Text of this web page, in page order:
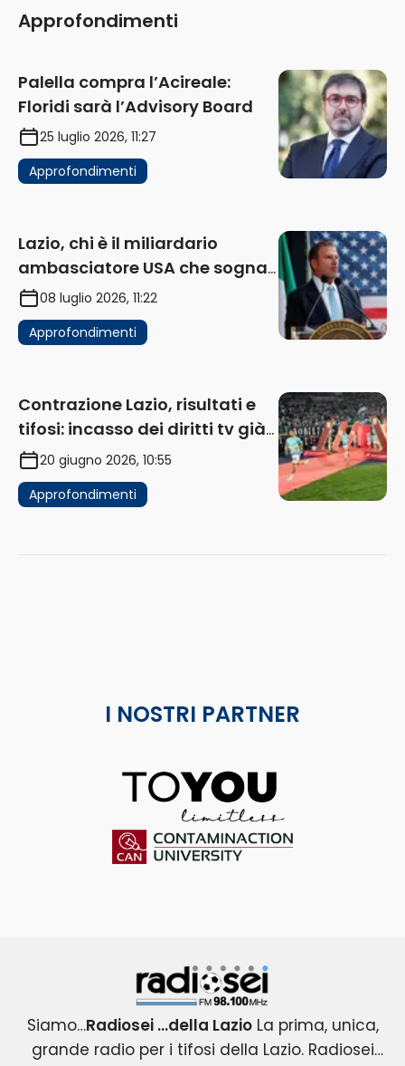
Approfondimenti
Palella compra l’Acireale:
Floridi sarà l’Advisory Board
25 luglio 2026, 11:27
Approfondimenti
Lazio, chi è il miliardario
ambasciatore USA che sogna
di acquistare un club in Italia
08 luglio 2026, 11:22
Approfondimenti
Contrazione Lazio, risultati e
tifosi: incasso dei diritti tv già
in flessione
20 giugno 2026, 10:55
Approfondimenti
I NOSTRI PARTNER
ToYou
Radiosei 98.100 FM
Siamo…Radiosei …della LazioLa prima, unica,
grande radio per i tifosi della Lazio. Radiosei